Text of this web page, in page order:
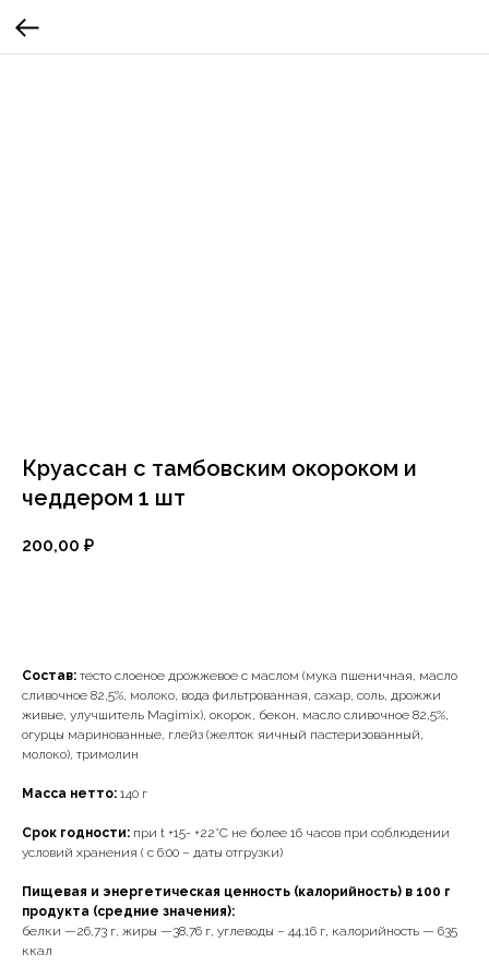
Круассан с тамбовским окороком и
чеддером 1 шт
200,00 ₽
Состав: тесто слоеное дрожжевое с маслом (мука пшеничная, масло
сливочное 82,5%, молоко, вода фильтрованная, сахар, соль, дрожжи
живые, улучшитель Magimix), окорок, бекон, масло сливочное 82,5%,
огурцы маринованные, глейз (желток яичный пастеризованный,
молоко), тримолин
Масса нетто: 140 г
Срок годности: при t +15- +22°С не более 16 часов при соблюдении
условий хранения ( с 6:00 – даты отгрузки)
Пищевая и энергетическая ценность (калорийность) в 100 г
продукта (средние значения):
белки —26,73 г, жиры —38,76 г, углеводы – 44,16 г, калорийность — 635
ккал